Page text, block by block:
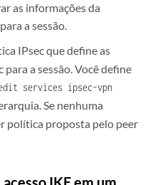
as informações da
a sessão.
IPsec que define as
a sessão. Você define
services ipsec-vpn
Se nenhuma
política proposta pelo peer